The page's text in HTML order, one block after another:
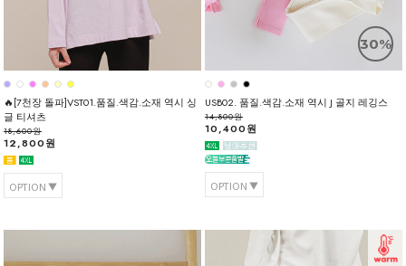
🔥[7천장 돌파]VST01.품질.색감.소재 역시 싱
글 티셔츠
18,600원
12,800원
OPTION
30%
USB02. 품질.색감.소재 역시 J 골지 레깅스
14,800원
10,400원
OPTION